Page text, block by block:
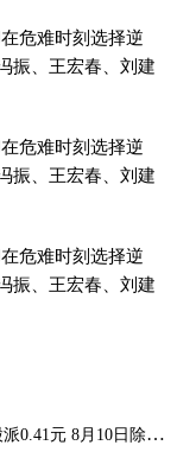
危难时刻选择逆
振、王宏春、刘建
危难时刻选择逆
振、王宏春、刘建
危难时刻选择逆
振、王宏春、刘建
元 8月10日除权除息